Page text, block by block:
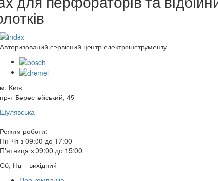
Авторизований сервісний центр електроінструменту
м. Київ
пр-т Берестейський, 45
Шулявська
Режим роботи:
Пн-Чт з 09:00 до 17:00
П'ятниця з 09:00 до 15:00
Сб, Нд – вихідний